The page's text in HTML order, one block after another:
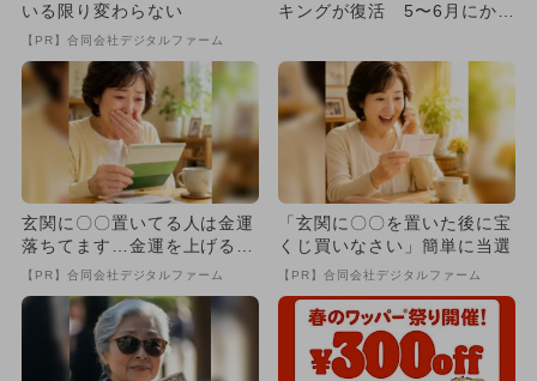
いる限り変わらない
【PR】合同会社デジタルファーム
キングが復活 5〜6月にかけ
ン...
玄関に〇〇置いてる人は金運
落ちてます…金運を上げる方
法とは
【PR】合同会社デジタルファーム
「玄関に〇〇を置いた後に宝
くじ買いなさい」簡単に当選
【PR】合同会社デジタルファーム